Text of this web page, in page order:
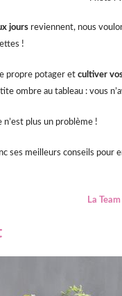
jours reviennent, nous
!
propre potager et cultiver
ombre au tableau : vous
n’est plus un problème !
ses meilleurs conseils pour
La